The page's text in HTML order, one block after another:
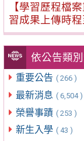
【學習歷程檔
習成果上傳時
依公告類
重要公告 ( 266 )
最新消息 ( 6,504 )
榮譽事蹟 ( 253 )
新生入學 ( 43 )